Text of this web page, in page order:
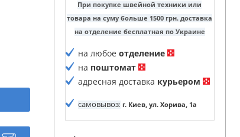
При покупке швейной техники или
товара на суму больше 1500 грн. доставка
на отделение бесплатная по Украине
на любое отделение
на поштомат
адресная доставка курьером
самовывоз: г. Киев, ул. Хорива, 1а